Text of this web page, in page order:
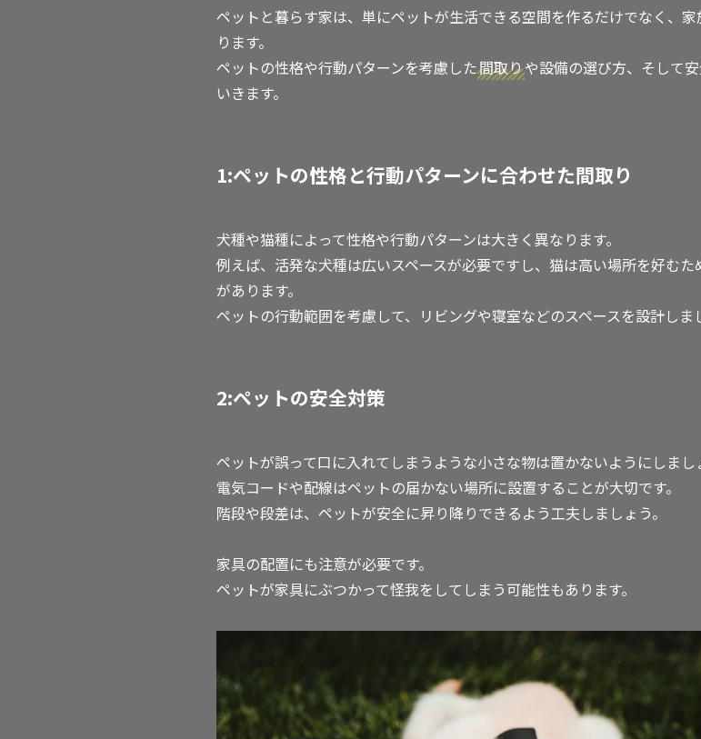
ペットと暮らす家は、単にペットが生活できる空間を作るだけでなく、
ります。
ペットの性格や行動パターンを考慮した間取りや設備の選び方、そして
いきます。
1:ペットの性格と行動パターンに合わせた間取り
犬種や猫種によって性格や行動パターンは大きく異なります。
例えば、活発な犬種は広いスペースが必要ですし、猫は高い場所を好む
があります。
ペットの行動範囲を考慮して、リビングや寝室などのスペースを設計しま
2:ペットの安全対策
ペットが誤って口に入れてしまうような小さな物は置かないようにしまし
電気コードや配線はペットの届かない場所に設置することが大切です。
階段や段差は、ペットが安全に昇り降りできるよう工夫しましょう。
家具の配置にも注意が必要です。
ペットが家具にぶつかって怪我をしてしまう可能性もあります。